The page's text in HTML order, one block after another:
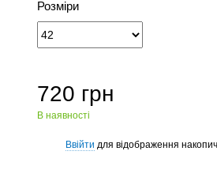
Розміри
720 грн
В наявності
Ввійти для відображення